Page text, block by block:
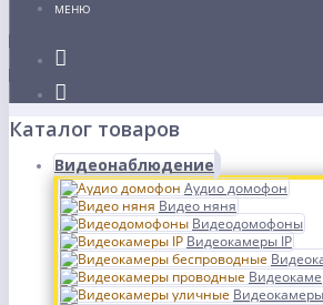
МЕНЮ
Каталог товаров
Видеонаблюдение
Аудио домофон
Видео няня
Видеодомофоны
Видеокамеры IP